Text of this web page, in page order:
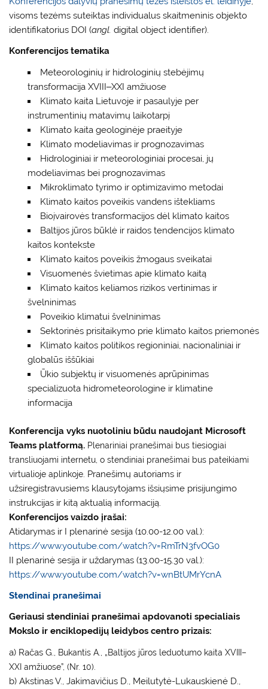
visoms tezėms suteiktas individualus skaitmeninis objekto
identifikatorius DOI (angl. digital object identifier).
Konferencijos tematika
Meteorologinių ir hidrologinių stebėjimų
transformacija XVIII‒XXI amžiuose
Klimato kaita Lietuvoje ir pasaulyje per
instrumentinių matavimų laikotarpį
Klimato kaita geologinėje praeityje
Klimato modeliavimas ir prognozavimas
Hidrologiniai ir meteorologiniai procesai, jų
modeliavimas bei prognozavimas
Mikroklimato tyrimo ir optimizavimo metodai
Klimato kaitos poveikis vandens ištekliams
Bioįvairovės transformacijos dėl klimato kaitos
Baltijos jūros būklė ir raidos tendencijos klimato
kaitos kontekste
Klimato kaitos poveikis žmogaus sveikatai
Visuomenės švietimas apie klimato kaitą
Klimato kaitos keliamos rizikos vertinimas ir
švelninimas
Poveikio klimatui švelninimas
Sektorinės prisitaikymo prie klimato kaitos priemonės
Klimato kaitos politikos regioniniai, nacionaliniai ir
globalūs iššūkiai
Ūkio subjektų ir visuomenės aprūpinimas
specializuota hidrometeorologine ir klimatine
informacija
Konferencija vyks nuotoliniu būdu naudojant Microsoft
Teams platformą. Plenariniai pranešimai bus tiesiogiai
transliuojami internetu, o stendiniai pranešimai bus pateikiami
virtualioje aplinkoje. Pranešimų autoriams ir
užsiregistravusiems klausytojams išsiųsime prisijungimo
instrukcijas ir kitą aktualią informaciją.
Konferencijos vaizdo įrašai:
Atidarymas ir I plenarinė sesija (10.00-12.00 val.):
https://www.youtube.com/watch?v=RmTrN3fvOG0
II plenarinė sesija ir uždarymas (13.00-15.30 val.):
https://www.youtube.com/watch?v=wnBtUMrYcnA
Stendinai pranešimai
Geriausi stendiniai pranešimai apdovanoti specialiais
Mokslo ir enciklopedijų leidybos centro prizais:
a) RačasG. , Bukantis A., „Baltijos jūros leduotumo kaita XVIII–
XXI amžiuose”, (Nr. 10).
b) Akstinas V., Jakimavičius D., Meilutytė-Lukauskienė D.,